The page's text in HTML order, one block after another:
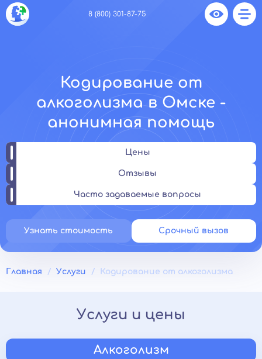
8 (800) 301-87-75
Кодирование от
алкоголизма в Омске -
анонимная помощь
Цены
Отзывы
Часто задаваемые вопросы
Узнать стоимость Срочный вызов
Главная Услуги Кодирование от алкоголизма
Услуги и цены
Алкоголизм